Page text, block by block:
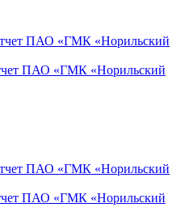
ПАО «ГМК «Норильский
ПАО «ГМК «Норильский
ПАО «ГМК «Норильский
ПАО «ГМК «Норильский